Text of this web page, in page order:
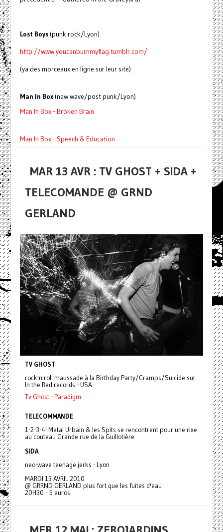
Lost Boys(punk rock/Lyon)
http://www.youcanburnmyflag.tumblr.com/
(ya des morceaux en ligne sur leur site)
Man In Box(new wave/post punk/Lyon)
Man In Box - Broken Brain
Man In Box - Speech & Education
MAR 13 AVR : TV GHOST + SIDA +
TELECOMANDE @ GRND
GERLAND
TV GHOST
rock'n'roll maussade à la Birthday Party/Cramps/Suicide sur
In the Red records - USA
Tv Ghost - Paradigm
TELECOMMANDE
1-2-3-4! Metal Urbain & les Spits se rencontrent pour une rixe
au couteau Grande rue de la Guillotière
SIDA
neo-wave teenage jerks - Lyon
MARDI 13 AVRIL 2010
@ GRRND GERLAND plus fort que les fuites d'eau
20H30 - 5 euros